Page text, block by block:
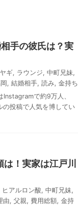
手の彼氏は？実
ヤギ, ラウンジ, 中町兄妹,
, 結婚相手, 読み, 金持ち
で約9万人、
の投稿で人気を博してい
！実家は江戸川
ヒアルロン酸, 中町兄妹,
由, 父親, 費用総額, 金持